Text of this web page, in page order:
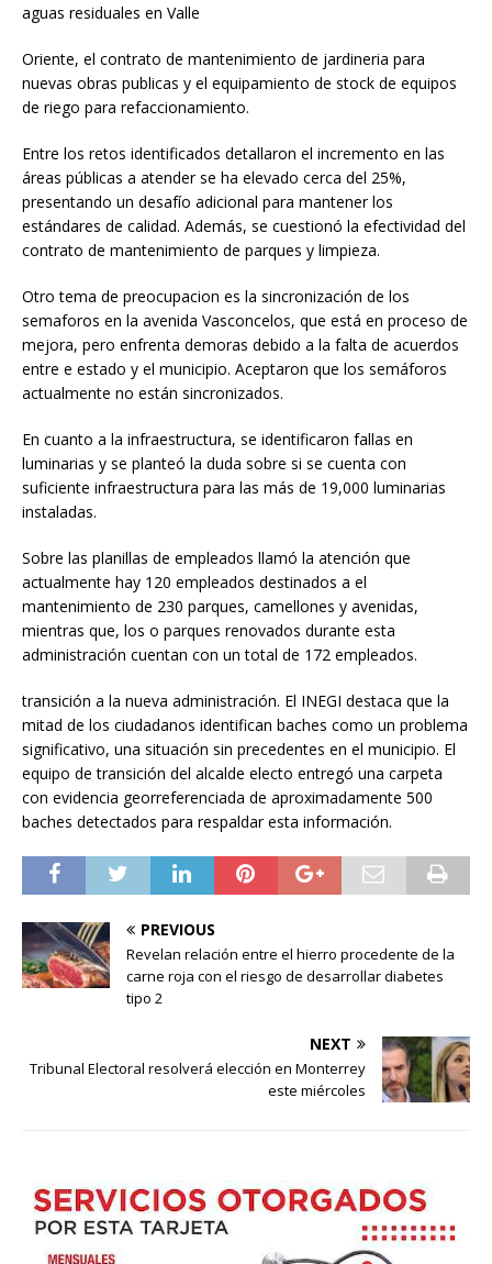
aguas residuales en Valle
Oriente, el contrato de mantenimiento de jardineria para
nuevas obras publicas y el equipamiento de stock de equipos
de riego para refaccionamiento.
Entre los retos identificados detallaron el incremento en las
áreas públicas a atender se ha elevado cerca del 25%,
presentando un desafío adicional para mantener los
estándares de calidad. Además, se cuestionó la efectividad del
contrato de mantenimiento de parques y limpieza.
Otro tema de preocupacion es la sincronización de los
semaforos en la avenida Vasconcelos, que está en proceso de
mejora, pero enfrenta demoras debido a la falta de acuerdos
entre e estado y el municipio. Aceptaron que los semáforos
actualmente no están sincronizados.
En cuanto a la infraestructura, se identificaron fallas en
luminarias y se planteó la duda sobre si se cuenta con
suficiente infraestructura para las más de 19,000 luminarias
instaladas.
Sobre las planillas de empleados llamó la atención que
actualmente hay 120 empleados destinados a el
mantenimiento de 230 parques, camellones y avenidas,
mientras que, los o parques renovados durante esta
administración cuentan con un total de 172 empleados.
transición a la nueva administración. El INEGI destaca que la
mitad de los ciudadanos identifican baches como un problema
significativo, una situación sin precedentes en el municipio. El
equipo de transición del alcalde electo entregó una carpeta
con evidencia georreferenciada de aproximadamente 500
baches detectados para respaldar esta información.
PREVIOUS
Revelan relación entre el hierro procedente de la
carne roja con el riesgo de desarrollar diabetes
tipo 2
NEXT
Tribunal Electoral resolverá elección en Monterrey
este miércoles